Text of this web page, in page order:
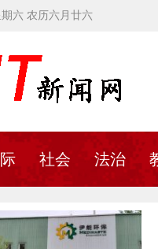
六 农历六月廿六
社会 法治